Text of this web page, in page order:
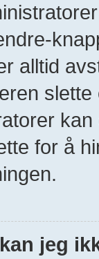
alltid
for å
jeg